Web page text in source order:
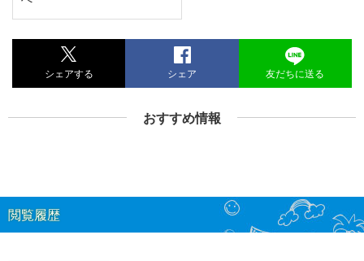
シェアする シェア 友だちに送る
おすすめ情報
閲覧履歴